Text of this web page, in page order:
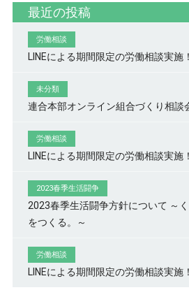
最近の投稿
労働相談
LINEによる期間限定の労働相談実施！
未分類
連合本部オンライン組合づくり相談
労働相談
LINEによる期間限定の労働相談実施！
2023春季生活闘争
2023春季生活闘争方針について ～
をつくる。～
労働相談
LINEによる期間限定の労働相談実施！